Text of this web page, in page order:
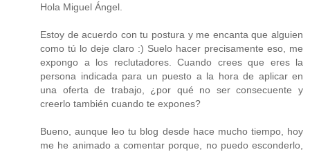
Hola Miguel Ángel.
Estoy de acuerdo con tu postura y me encanta que alguien
como tú lo deje claro :) Suelo hacer precisamente eso, me
expongo a los reclutadores. Cuando crees que eres la
persona indicada para un puesto a la hora de aplicar en
una oferta de trabajo, ¿por qué no ser consecuente y
creerlo también cuando te expones?
Bueno, aunque leo tu blog desde hace mucho tiempo, hoy
me he animado a comentar porque, no puedo esconderlo,